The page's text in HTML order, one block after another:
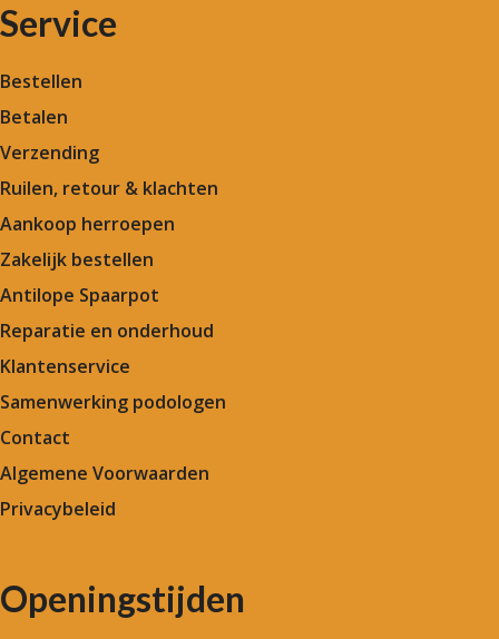
Service
Bestellen
Betalen
Verzending
Ruilen, retour & klachten
Aankoop herroepen
Zakelijk bestellen
Antilope Spaarpot
Reparatie en onderhoud
Klantenservice
Samenwerking podologen
Contact
Algemene Voorwaarden
Privacybeleid
Openingstijden